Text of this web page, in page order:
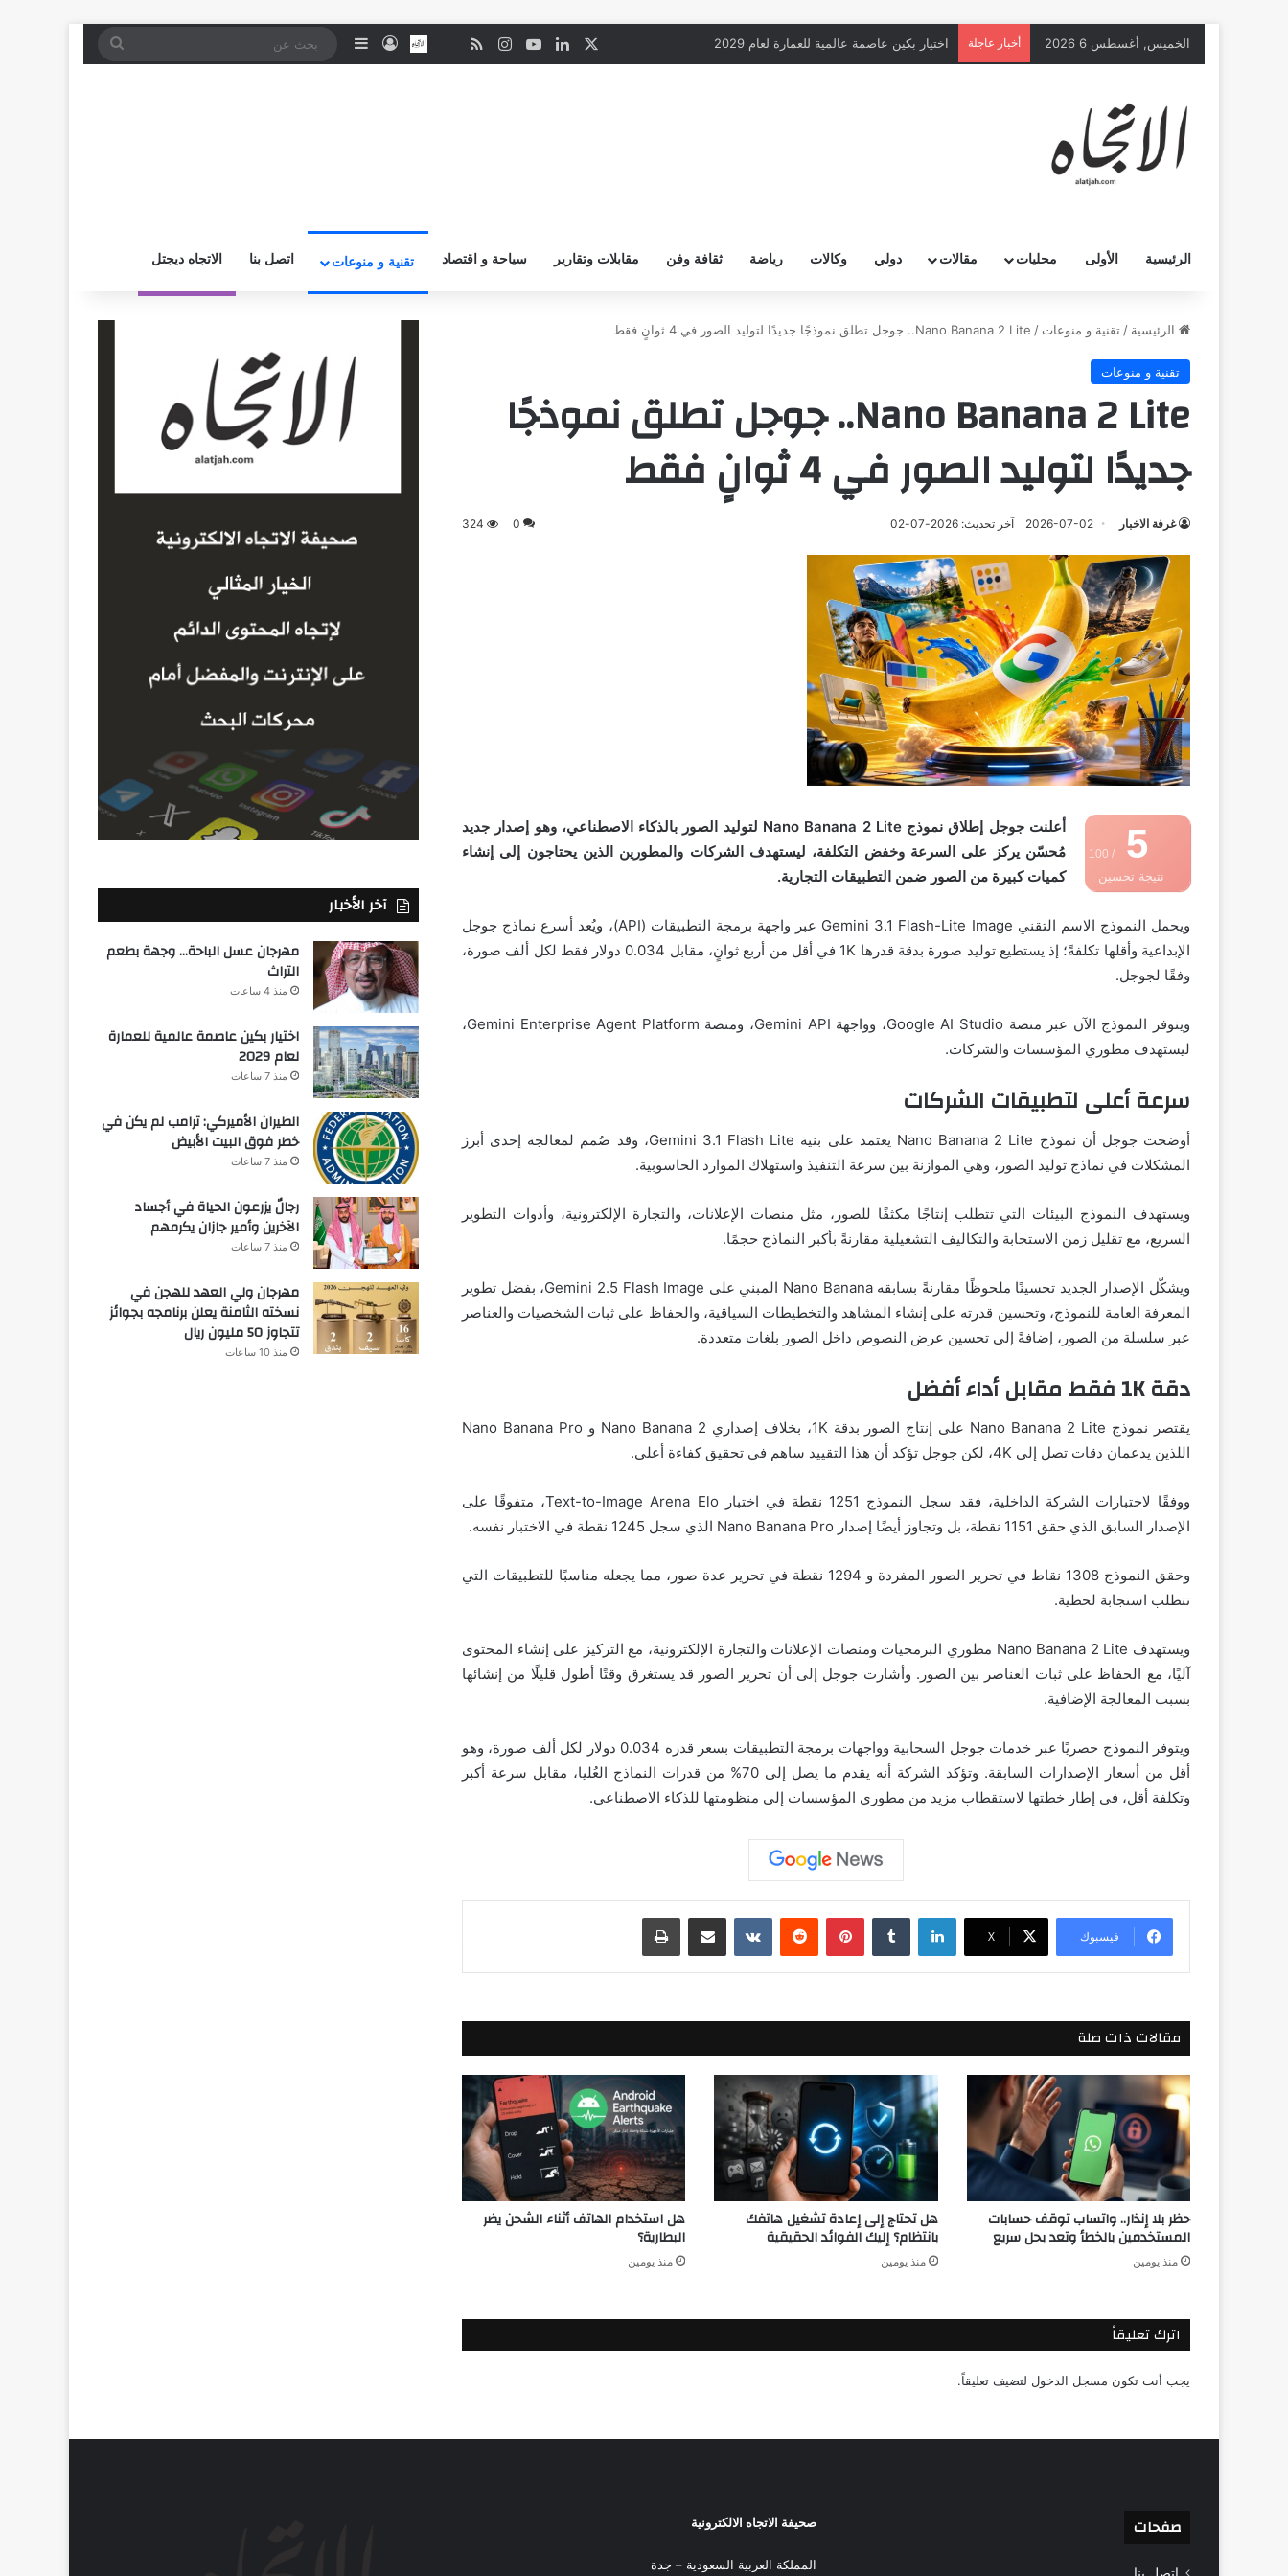
الخميس, أغسطس 6 2026 أخبار عاجلة الطيران الأميركي: ترامب لم يكن في خطر فوق البيت الأبيض لينكدإن‫YouTube
انستقرامملخص الموقع RSS
نبض اتصل بــنـا
تسجيل الدخول
إضافة عمود جانبي
بحث
الرئيسية الأولى محليات مقالات دولي وكالات رياضة ثقافة وفن مقابلات وتقارير سياحة و اقتصاد تقنية و منوعات اتصل بنا الاتجاه ديجتل
الرئيسية / تقنية و منوعات / Nano Banana 2 Lite.. جوجل تطلق نموذجًا جديدًا لتوليد الصور في 4 ثوانٍ فقط
تقنية و منوعات
Nano Banana 2 Lite.. جوجل تطلق نموذجًا
جديدًا لتوليد الصور في 4 ثوانٍ فقط
غرفة الاخبار 2026-07-02 آخر تحديث: 2026-07-02 0
324
5
/ 100
نتيجة تحسين
أعلنت جوجل إطلاق نموذج Nano Banana 2 Lite لتوليد الصور بالذكاء الاصطناعي، وهو إصدار جديد
مُحسّن يركز على السرعة وخفض التكلفة، ليستهدف الشركات والمطورين الذين يحتاجون إلى إنشاء
كميات كبيرة من الصور ضمن التطبيقات التجارية.
ويحمل النموذج الاسم التقني Gemini 3.1 Flash-Lite Image عبر واجهة برمجة التطبيقات (API)، ويُعد أسرع نماذج جوجل
الإبداعية وأقلها تكلفةً؛ إذ يستطيع توليد صورة بدقة قدرها 1K في أقل من أربع ثوانٍ، مقابل 0.034 دولار فقط لكل ألف صورة،
وفقًا لجوجل.
ويتوفر النموذج الآن عبر منصة Google AI Studio، وواجهة Gemini API، ومنصة Gemini Enterprise Agent Platform،
ليستهدف مطوري المؤسسات والشركات.
سرعة أعلى لتطبيقات الشركات
أوضحت جوجل أن نموذج Nano Banana 2 Lite يعتمد على بنية Gemini 3.1 Flash Lite، وقد صُمم لمعالجة إحدى أبرز
المشكلات في نماذج توليد الصور، وهي الموازنة بين سرعة التنفيذ واستهلاك الموارد الحاسوبية.
ويستهدف النموذج البيئات التي تتطلب إنتاجًا مكثفًا للصور، مثل منصات الإعلانات، والتجارة الإلكترونية، وأدوات التطوير
السريع، مع تقليل زمن الاستجابة والتكاليف التشغيلية مقارنةً بأكبر النماذج حجمًا.
ويشكّل الإصدار الجديد تحسينًا ملحوظًا مقارنةً بسابقه Nano Banana المبني على Gemini 2.5 Flash Image، بفضل تطوير
المعرفة العامة للنموذج، وتحسين قدرته على إنشاء المشاهد والتخطيطات السياقية، والحفاظ على ثبات الشخصيات والعناصر
عبر سلسلة من الصور، إضافةً إلى تحسين عرض النصوص داخل الصور بلغات متعددة.
دقة 1K فقط مقابل أداء أفضل
يقتصر نموذج Nano Banana 2 Lite على إنتاج الصور بدقة 1K، بخلاف إصداري Nano Banana 2 و Nano Banana Pro
اللذين يدعمان دقات تصل إلى 4K، لكن جوجل تؤكد أن هذا التقييد ساهم في تحقيق كفاءة أعلى.
ووفقًا لاختبارات الشركة الداخلية، فقد سجل النموذج 1251 نقطة في اختبار Text-to-Image Arena Elo، متفوقًا على
الإصدار السابق الذي حقق 1151 نقطة، بل وتجاوز أيضًا إصدار Nano Banana Pro الذي سجل 1245 نقطة في الاختبار نفسه.
وحقق النموذج 1308 نقاط في تحرير الصور المفردة و 1294 نقطة في تحرير عدة صور، مما يجعله مناسبًا للتطبيقات التي
تتطلب استجابة لحظية.
ويستهدف Nano Banana 2 Lite مطوري البرمجيات ومنصات الإعلانات والتجارة الإلكترونية، مع التركيز على إنشاء المحتوى
آليًا، مع الحفاظ على ثبات العناصر بين الصور. وأشارت جوجل إلى أن تحرير الصور قد يستغرق وقتًا أطول قليلًا من إنشائها
بسبب المعالجة الإضافية.
ويتوفر النموذج حصريًا عبر خدمات جوجل السحابية وواجهات برمجة التطبيقات بسعر قدره 0.034 دولار لكل ألف صورة، وهو
أقل من أسعار الإصدارات السابقة. وتؤكد الشركة أنه يقدم ما يصل إلى 70% من قدرات النماذج العُليا، مقابل سرعة أكبر
وتكلفة أقل، في إطار خطتها لاستقطاب مزيد من مطوري المؤسسات إلى منظومتها للذكاء الاصطناعي.
فيسبوك ‫X
لينكدإن بينتيريست مشاركة عبر البريد طباعة
مقالات ذات صلة
حظر بلا إنذار.. واتساب توقف حسابات
المستخدمين بالخطأ وتعد بحل سريع
منذ يومين
هل تحتاج إلى إعادة تشغيل هاتفك
بانتظام؟ إليك الفوائد الحقيقية
منذ يومين
هل استخدام الهاتف أثناء الشحن يضر
البطارية؟
منذ يومين
اترك تعليقاً
يجب أنت تكون مسجل الدخول لتضيف تعليقاً.
آخر الأخبار
مهرجان عسل الباحة… وجهة بطعم
التراث
منذ 4 ساعات
اختيار بكين عاصمة عالمية للعمارة
لعام 2029
منذ 7 ساعات
الطيران الأميركي: ترامب لم يكن في
خطر فوق البيت الأبيض
منذ 7 ساعات
رجالٌ يزرعون الحياة في أجساد
الآخرين وأمير جازان يكرمهم
منذ 7 ساعات
مهرجان ولي العهد للهجن في
نسخته الثامنة يعلن برنامجه بجوائز
تتجاوز 50 مليون ريال
منذ 10 ساعات
صفحات
اتصل بنا
صحيفة الاتجاه الالكترونية
المملكة العربية السعودية – جدة